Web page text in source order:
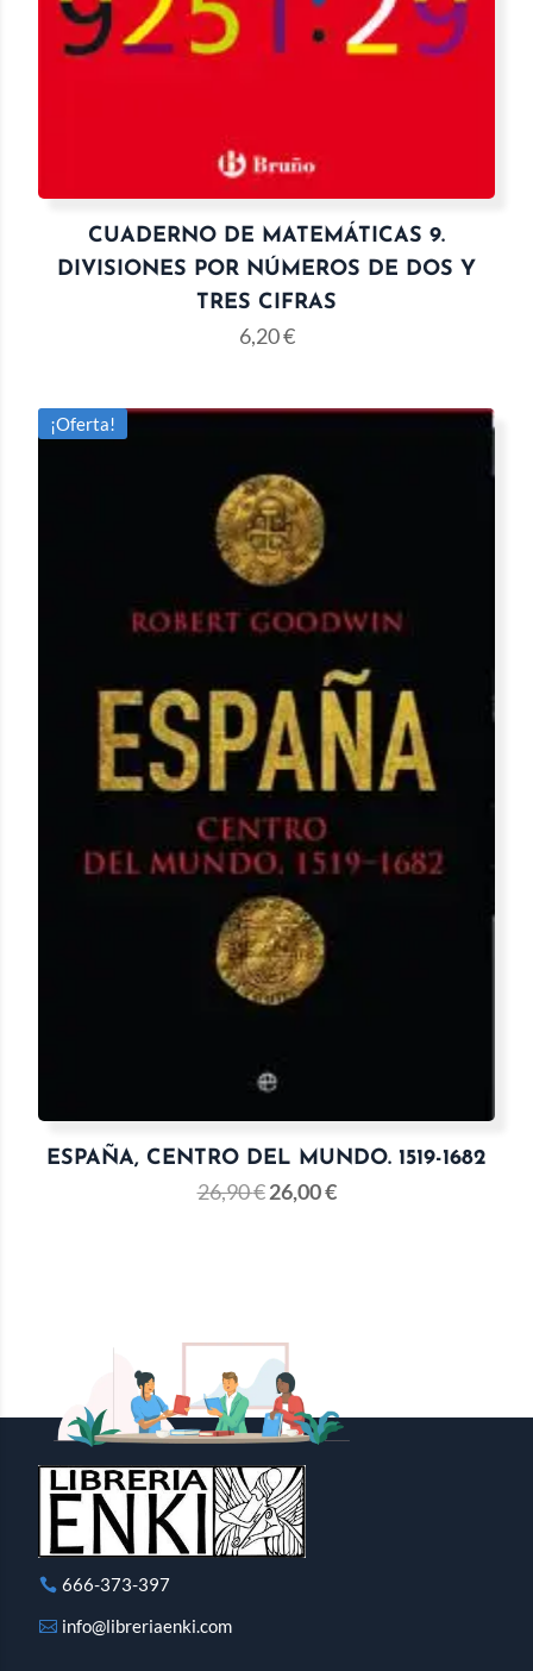
CUADERNO DE MATEMÁTICAS 9.
DIVISIONES POR NÚMEROS DE DOS Y
TRES CIFRAS
6,20€
¡Oferta!
ESPAÑA, CENTRO DEL MUNDO. 1519-1682
26,90€ 26,00€
666-373-397
info@libreriaenki.com